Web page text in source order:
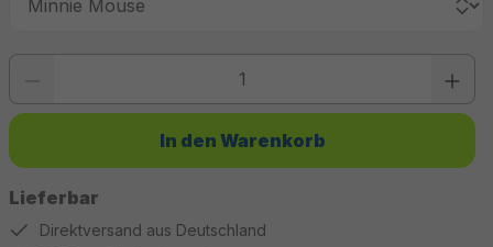
Lieferbar
Produkt Anzahl: Gib den gewünschten Wert ein oder benutze die
In den Warenkorb
Direktversand aus Deutschland